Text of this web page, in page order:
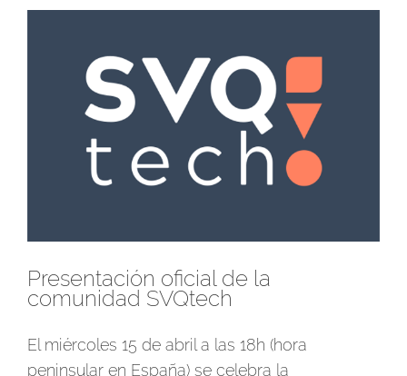
Presentación oficial de la
comunidad SVQtech
El miércoles 15 de abril a las 18h (hora
peninsular en España) se celebra la